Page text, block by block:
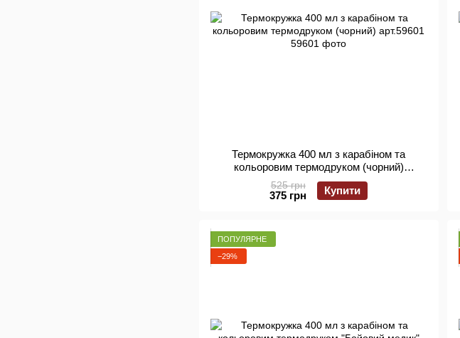
Термокружка 400 мл з карабіном та
кольоровим термодруком (чорний)
арт.59601
525 грн
375 грн Купити
ПОПУЛЯРНЕ
−29%